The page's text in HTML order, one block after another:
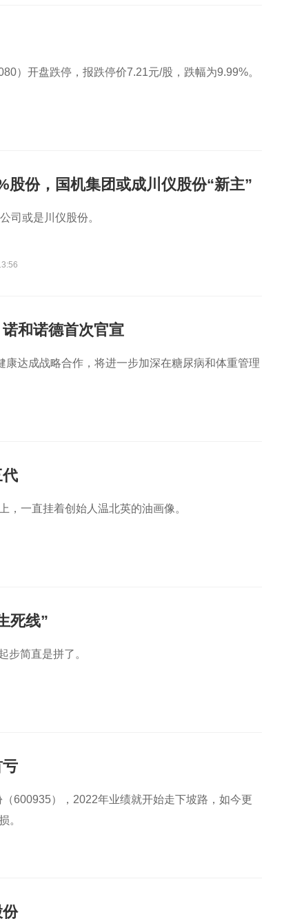
）开盘跌停，报跌停价7.21元/股，跌幅为9.99%。
股份，国机集团或成川仪股份“新主”
司或是川仪股份。
和诺德首次官宣
康达成战略合作，将进一步加深在糖尿病和体重管理
，一直挂着创始人温北英的油画像。
死线”
步简直是拼了。
600935），2022年业绩就开始走下坡路，如今更
。